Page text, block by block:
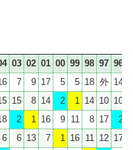
03 02 01 00 99 98 97 96
7 9 17 5 5 18 外 14
15 8 14 2 1 14 10 10
2 1 16 9 11 8 17 2
6 6 13 7 1 16 11 12 17